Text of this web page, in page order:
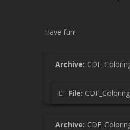
Have fun!
Archive:
File:
Archive: